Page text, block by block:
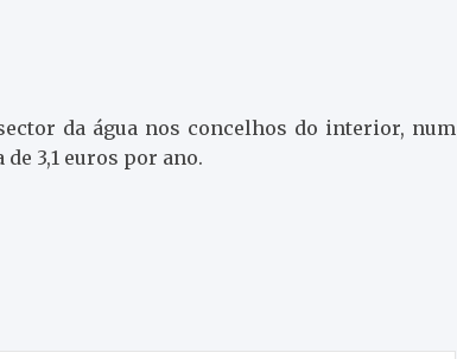
da água nos concelhos do interior, num
3,1 euros por ano.